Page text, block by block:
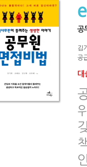
공
김
공
대